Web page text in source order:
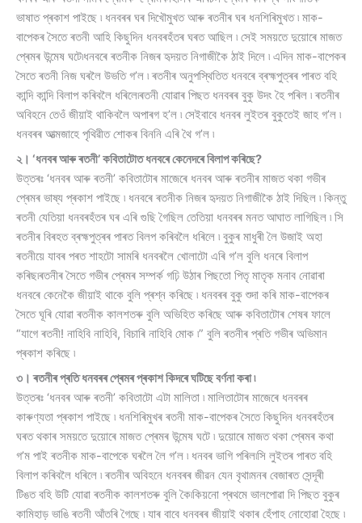
ভাষাত প্ৰকাশ পাইছে ৷ ধনবৰৰ ঘৰ দিখৌমুখত আৰু ৰতনীৰ ঘৰ ধনশিৰিমুখত ৷ মাক-
বাপেকৰ সৈতে ৰতনী আহি কিছুদিন ধনবৰহঁতৰ ঘৰত আছিল ৷ সেই সময়তে দুয়োৰে মাজত
প্ৰেমৰ উন্মেষ ঘটে৷ধনবৰে ৰতনীক নিজৰ হৃদয়ত নিগাজীকৈ ঠাই দিলে ৷ এদিন মাক-বাপেকৰ
সৈতে ৰতনী নিজ ঘৰলৈ উভতি গ’ল ৷ ৰতনীৰ অনুপস্থিতিত ধনবৰে ব্ৰহ্মপুত্ৰৰ পাৰত বহি
কান্দি কান্দি বিলাপ কৰিবলৈ ধৰিলে৷ৰতনী যোৱাৰ পিছত ধনবৰৰ বুকু উদং হৈ পৰিল ৷ ৰতনীৰ
অবিহনে তেওঁ জীয়াই থাকিবলৈ অপাৰগ হ’ল ৷ সেইবাবে ধনবৰ লুইতৰ বুকুতেই জাহ গ’ল ৷
ধনবৰৰ আত্মজাহে পৃথিৱীত শোকৰ বিননি এৰি থৈ গ’ল ৷
২। ‘ধনবৰ আৰু ৰতনী’ কবিতাটোত ধনবৰে কেনেদৰে বিলাপ কৰিছে?
উত্তৰঃ ‘ধনবৰ আৰু ৰতনী’ কবিতাটোৰ মাজেৰে ধনবৰ আৰু ৰতনীৰ মাজত থকা গভীৰ
প্ৰেমৰ ভাষ্য প্ৰকাশ পাইছে ৷ ধনবৰে ৰতনীক নিজৰ হৃদয়ত নিগাজীকৈ ঠাই দিছিল ৷ কিন্তু
ৰতনী যেতিয়া ধনবৰহঁতৰ ঘৰ এৰি গুছি গৈছিল তেতিয়া ধনবৰৰ মনত আঘাত লাগিছিল ৷ সি
ৰতনীৰ বিৰহত ব্ৰহ্মপুত্ৰৰ পাৰত বিলপ কৰিবলৈ ধৰিলে ৷ বুকুৰ মাধুৰী লৈ উজাই অহা
ৰতনীয়ে যাবৰ পৰত শাহটো সামৰি ধনবৰলৈ খোলাটো এৰি গ’ল বুলি ধনৰে বিলাপ
কৰিছ৷ৰতনীৰ সৈতে গভীৰ প্ৰেমৰ সম্পৰ্ক গঢ়ি উঠাৰ পিছতো পিতৃ মাতৃক মনাব নোৱাৰা
ধনবৰে কেনেকৈ জীয়াই থাকে বুলি প্ৰশ্ন কৰিছে ৷ ধনবৰৰ বুকু শুদা কৰি মাক-বাপেকৰ
সৈতে ঘূৰি যোৱা ৰতনীক কালশতৰু বুলি অভিহিত কৰিছে আৰু কবিতাটোৰ শেষৰ ফালে
“যাগে ৰতনী! নাহিবি নাহিবি, বিচাৰি নাহিবি মোক ৷” বুলি ৰতনীৰ প্ৰতি গভীৰ অভিমান
প্ৰকাশ কৰিছে ৷
৩। ৰতনীৰ প্ৰতি ধনবৰৰ প্ৰেমৰ প্ৰকাশ কিদৰে ঘটিছে বৰ্ণনা কৰা ৷
উত্তৰঃ ‘ধনবৰ আৰু ৰতনী’ কবিতাটো এটা মালিতা ৷ মালিতাটোৰ মাজেৰে ধনবৰৰ
কাৰুণ্যতা প্ৰকাশ পাইছে ৷ ধনশিৰিমুখৰ ৰতনী মাক-বাপেকৰ সৈতে কিছুদিন ধনবৰহঁতৰ
ঘৰত থকাৰ সময়তে দুয়োৰে মাজত প্ৰেমৰ উন্মেষ ঘটে ৷ দুয়োৰে মাজত থকা প্ৰেমৰ কথা
গ’ম পাই ৰতনীক মাক-বাপেকে ঘৰলৈ লৈ গ’ল ৷ ধনবৰ ভাগি পৰিল৷সি লুইতৰ পাৰত বহি
বিলাপ কৰিবলৈ ধৰিলে ৷ ৰতনীৰ অবিহনে ধনবৰৰ জীৱন যেন বৃথা৷মনৰ বেজাৰত সেন্দূৰী
টিঙত বহি উটি যোৱা ৰতনীক কালশতৰু বুলি কৈ৷কিয়নো প্ৰথমে ভালপোৱা দি পিছত বুকুৰ
কামিহাড় ভাঙি ৰতনী আঁতৰি গৈছে ৷ যাৰ বাবে ধনবৰৰ জীয়াই থকাৰ হেঁপাহ নোহোৱা হৈছে ৷